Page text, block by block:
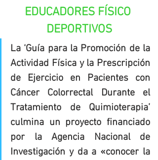
EDUCADORES FÍSICO
DEPORTIVOS
La ‘Guía para la Promoción de la
Actividad Física y la Prescripción
de Ejercicio en Pacientes con
Cáncer Colorrectal Durante el
Tratamiento de Quimioterapia’
culmina un proyecto financiado
por la Agencia Nacional de
Investigación y da a «conocer la